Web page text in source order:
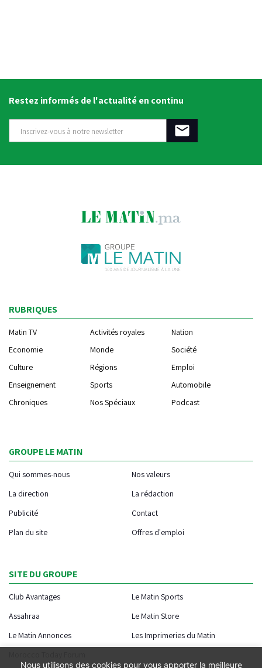
Restez informés de l'actualité en continu
RUBRIQUES
Matin TV Activités royales
Nation
Economie
Monde
Société
Culture
Régions
Emploi
Enseignement
Sports
Automobile
Chroniques
Nos Spéciaux Podcast
GROUPE LE MATIN
Qui sommes-nous
Nos valeurs
La direction
La rédaction
Publicité
Contact
Plan du site
Offres d'emploi
SITE DU GROUPE
Club Avantages
Le Matin Sports
Assahraa
Le Matin Store
Le Matin Annonces
Les Imprimeries du Matin
Nous utilisons des cookies pour vous apporter la meilleure